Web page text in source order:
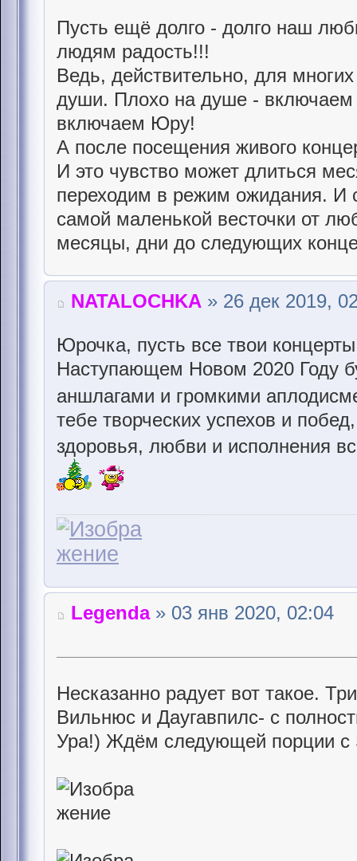
Пусть ещё долго - долго наш
людям радость!!!
Ведь, действительно, для
души. Плохо на душе -
включаем Юру!
А после посещения живого
И это чувство может длиться
переходим в режим ожидания.
самой маленькой весточки от
месяцы, дни до следующих
NATALOCHKA » 26 дек 2019,
Юрочка, пусть все твои
Наступающем Новом 2020 Году
аншлагами и громкими
тебе творческих успехов и
здоровья, любви и исполнения
Legenda» 03 янв 2020, 02:04
Несказанно радует вот такое.
Вильнюс и Даугавпилс- с
Ура!) Ждём следующей порции с